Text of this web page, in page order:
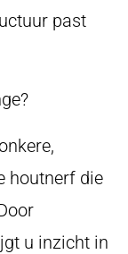
past
houtnerf die
u inzicht in